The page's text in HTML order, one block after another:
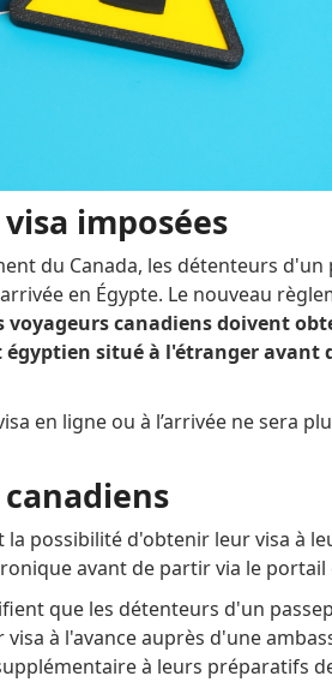
imposées
du Canada, les détenteurs d'un
en Égypte. Le nouveau
voyageurs canadiens doivent
situé à l'étranger avant
en ligne ou à l’arrivée ne sera
possibilité d'obtenir leur visa à
avant de partir via le portail
que les détenteurs d'un
à l'avance auprès d'une
à leurs préparatifs